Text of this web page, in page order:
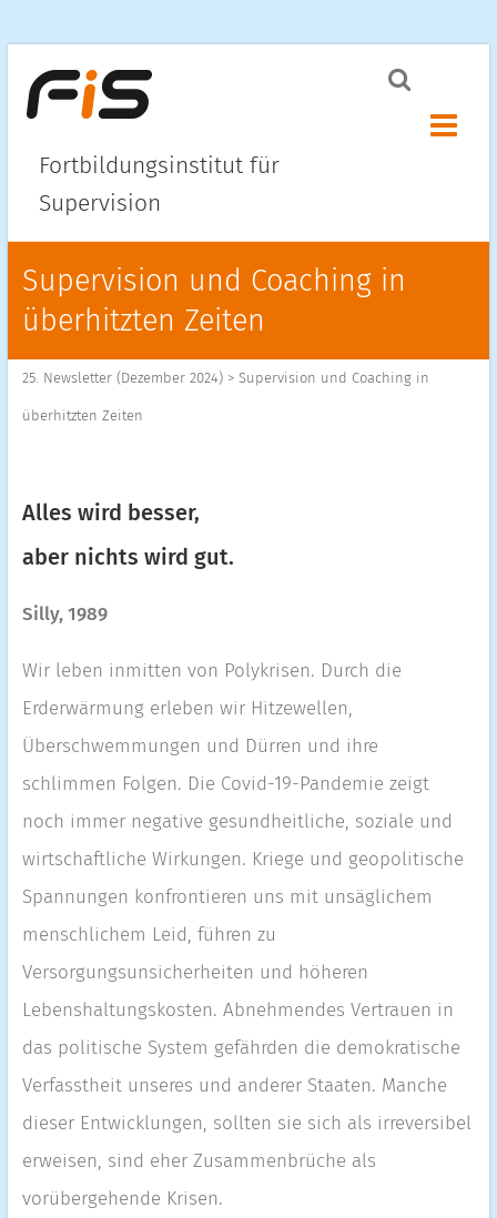
Fortbildungsinstitut für
Supervision
Menü
Supervision und Coaching in
überhitzten Zeiten
25. Newsletter (Dezember 2024)> Supervision und Coaching in
überhitzten Zeiten
Alles wird besser,
aber nichts wird gut.
Silly, 1989
Wir leben inmitten von Polykrisen. Durch die
Erderwärmung erleben wir Hitzewellen,
Überschwemmungen und Dürren und ihre
schlimmen Folgen. Die Covid-19-Pandemie zeigt
noch immer negative gesundheitliche, soziale und
wirtschaftliche Wirkungen. Kriege und geopolitische
Spannungen konfrontieren uns mit unsäglichem
menschlichem Leid, führen zu
Versorgungsunsicherheiten und höheren
Lebenshaltungskosten. Abnehmendes Vertrauen in
das politische System gefährden die demokratische
Verfasstheit unseres und anderer Staaten. Manche
dieser Entwicklungen, sollten sie sich als irreversibel
erweisen, sind eher Zusammenbrüche als
vorübergehende Krisen.